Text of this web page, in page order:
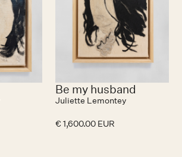
Be my husband
Juliette Lemontey
€ 1,600.00 EUR